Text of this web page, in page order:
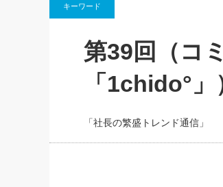
相談15：銀行がやたらと固定金
利を勧めてきます！やはり固定
がよいのでしょうか！
2026.08.7
う間に
FOOD
利益を最大化する「業務改
強い会社を築く ビジネス・
日本レーザー「人を大切に
(3)
武器としてのM&A入門(3)
社長のための“儲かる通販”戦
継続経営 百話百行(85)
ロングセラー
大復活＆快進
は(5)
キーワード
第39回（コ
「1chido°」
「社長の繁盛トレンド通信」